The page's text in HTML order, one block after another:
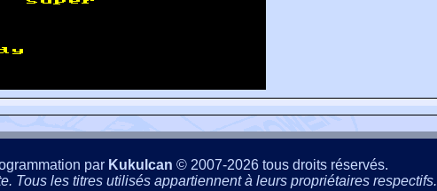
par Kukulcan © 2007-2026 tous droits réservés.
Tous les titres utilisés appartiennent à leurs propriétaires respectifs.